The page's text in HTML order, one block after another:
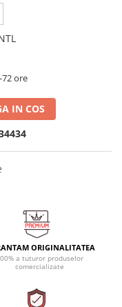
72 ore
IN COS
ORIGINALITATEA
a tuturor produselor
comercializate